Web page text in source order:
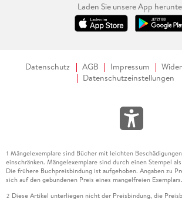
Laden Sie unsere App
Datenschutz AGB Impressum
Datenschutzeinstellungen
1 Mängelexemplare sind Bücher mit leichten
einschränken. Mängelexemplare sind durch einen Stempel
Die frühere Buchpreisbindung ist aufgehoben. Angaben zu
sich auf den gebundenen Preis eines mangelfreien Exemplars.
2 Diese Artikel unterliegen nicht der Preisbindung, die